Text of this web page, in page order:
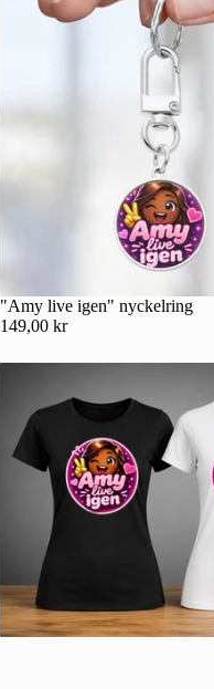
"Amy live igen" nyckelring
149,00 kr